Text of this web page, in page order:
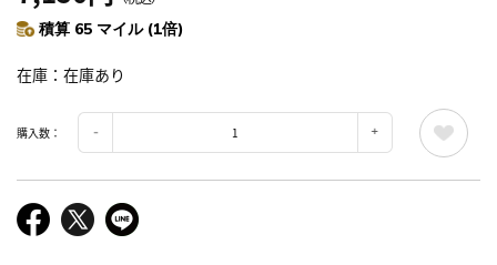
積算 65 マイル (1倍)
在庫 在庫あり
購入数：